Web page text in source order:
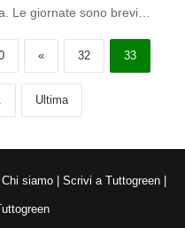
Le giornate sono brevi…
« 32 33
Ultima
Chi siamo| Scrivi a Tuttogreen|